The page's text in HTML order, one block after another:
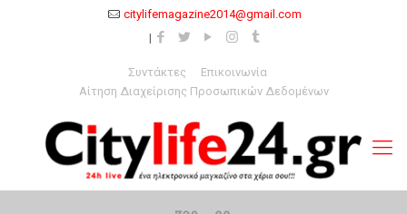
citylifemagazine2014@gmail.com
Συντάκτες
Επικοινωνία
Αίτηση Διαχείρισης Προσωπικών Δεδομένων